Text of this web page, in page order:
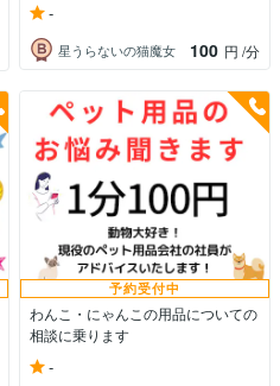
-
星うらないの猫魔女 100 円 /分
予約受付中
わんこ・にゃんこの用品についての
相談に乗ります
-